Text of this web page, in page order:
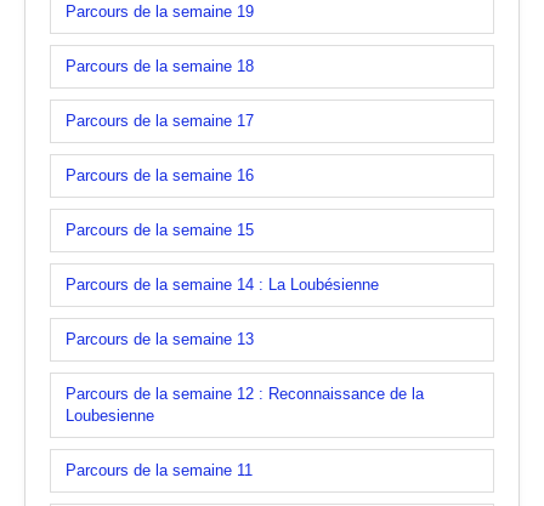
Parcours de la semaine 19
Parcours de la semaine 18
Parcours de la semaine 17
Parcours de la semaine 16
Parcours de la semaine 15
Parcours de la semaine 14 : La Loubésienne
Parcours de la semaine 13
Parcours de la semaine 12 : Reconnaissance de la
Loubesienne
Parcours de la semaine 11